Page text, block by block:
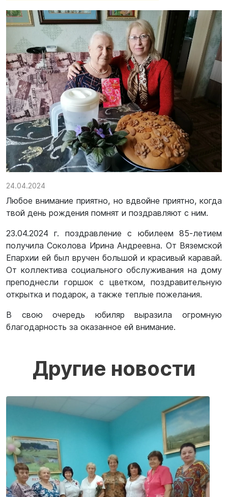
24.04.2024
Любое внимание приятно, но вдвойне приятно, когда
твой день рождения помнят и поздравляют с ним.
23.04.2024 г. поздравление с юбилеем 85-летием
получила Соколова Ирина Андреевна. От Вяземской
Епархии ей был вручен большой и красивый каравай.
От коллектива социального обслуживания на дому
преподнесли горшок с цветком, поздравительную
открытка и подарок, а также теплые пожелания.
В свою очередь юбиляр выразила огромную
благодарность за оказанное ей внимание.
Другие новости